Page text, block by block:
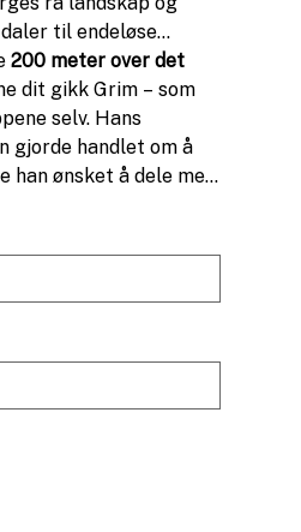
til endeløse
200 meter over det
dit gikk Grim – som
selv. Hans
gjorde handlet om å
han ønsket å dele med